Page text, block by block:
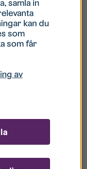
är låst?
lösenord?
samla in
kan du
som
som får
av